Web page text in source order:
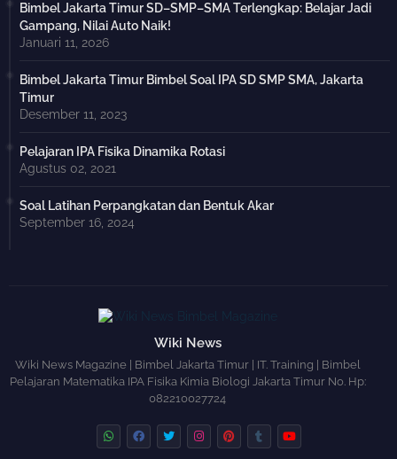
Bimbel Jakarta Timur SD–SMP–SMA Terlengkap: Belajar Jadi
Gampang, Nilai Auto Naik!
Januari 11, 2026
Bimbel Jakarta Timur Bimbel Soal IPA SD SMP SMA, Jakarta
Timur
Desember 11, 2023
Pelajaran IPA Fisika Dinamika Rotasi
Agustus 02, 2021
Soal Latihan Perpangkatan dan Bentuk Akar
September 16, 2024
Wiki News
Wiki News Magazine | Bimbel Jakarta Timur | IT. Training | Bimbel
Pelajaran Matematika IPA Fisika Kimia Biologi Jakarta Timur No. Hp:
082210027724